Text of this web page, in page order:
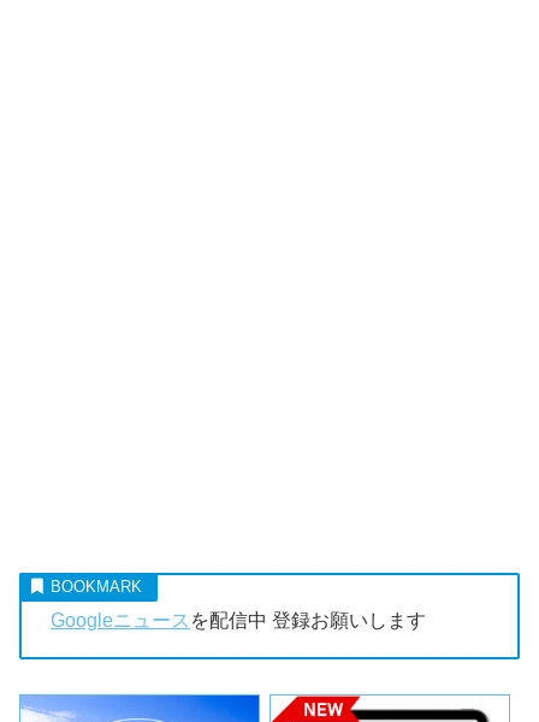
Googleニュース を配信中 登録お願いします